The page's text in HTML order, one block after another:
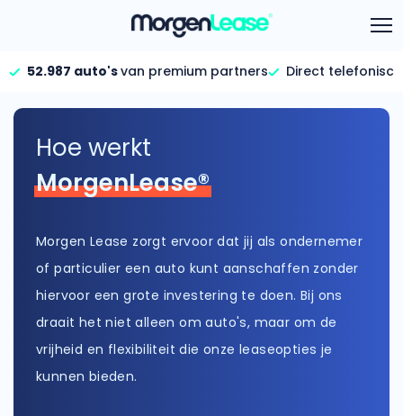
52.987 auto'svan premium partners
Direct
Gehele aanbod
Bekijk volledig aanbod
Gezinsauto’s
Hele aanbod
Bekijk alle stadsauto’s
EV’s/Hybrides
Calculator
Maandbedrag berekenen
Offerte vergelijken
Informatie
FAQ per categorie
Gehele FAQ’s
Bekijk volledige FAQ’s
Hoe werkt
MorgenLease®
Morgen Lease zorgt ervoor dat jij als ondernemer
of particulier een auto kunt aanschaffen zonder
hiervoor een grote investering te doen. Bij ons
draait het niet alleen om auto's, maar om de
vrijheid en flexibiliteit die onze leaseopties je
kunnen bieden.